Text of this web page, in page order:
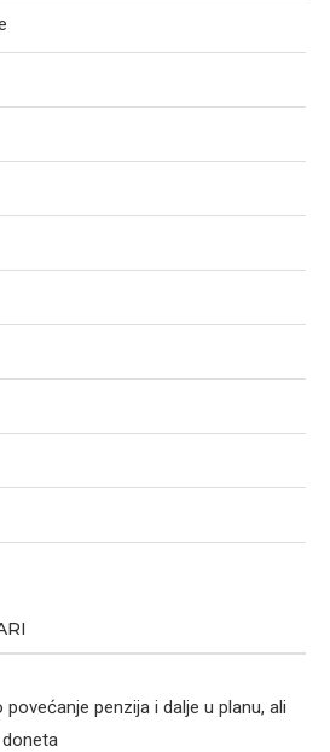
povećanje penzija i dalje u planu, ali